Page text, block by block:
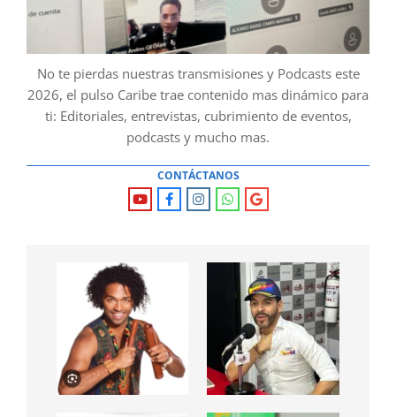
No te pierdas nuestras transmisiones y Podcasts este
2026, el pulso Caribe trae contenido mas dinámico para
ti: Editoriales, entrevistas, cubrimiento de eventos,
podcasts y mucho mas.
CONTÁCTANOS